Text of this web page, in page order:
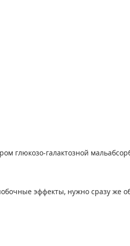
глюкозо-галактозной
эффекты, нужно сразу же